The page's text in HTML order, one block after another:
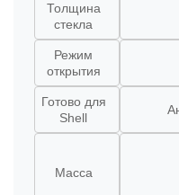
Толщина
стекла
Режим
открытия
Готово для
Shell
Масса